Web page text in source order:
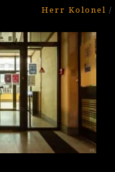
Herr Kolonel /